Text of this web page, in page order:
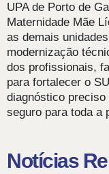
UPA de Porto de
Maternidade Mãe
as demais
modernização
dos profissionais,
para fortalecer o
diagnóstico
seguro para toda a
Notícias